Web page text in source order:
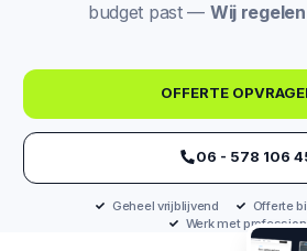
budget past — Wij
OFFERTE
‪06 - 578 106
Geheel vrijblijvend
Offerte
Werk met